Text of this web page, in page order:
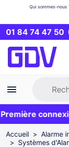
01 84 74 47 50
Qui sommes-nous
Première
et livraison
EXCLU
Accueil
Alarme
Systèmes